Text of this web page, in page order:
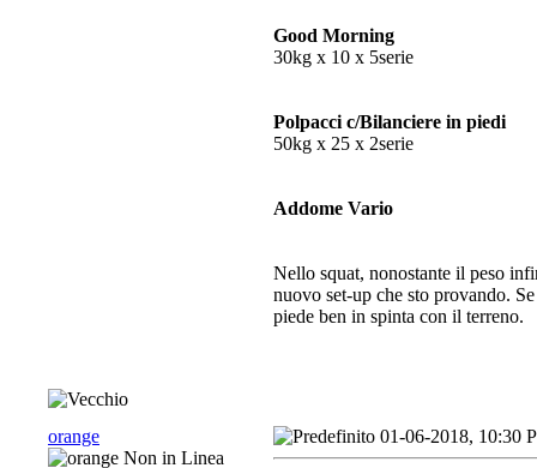
Good Morning
30kg x 10 x 5serie
Polpacci c/Bilanciere in piedi
50kg x 25 x 2serie
Addome Vario
Nello squat, nonostante il peso
nuovo set-up che sto provando.
piede ben in spinta con il terreno.
orange 01-06-2018, 10:30